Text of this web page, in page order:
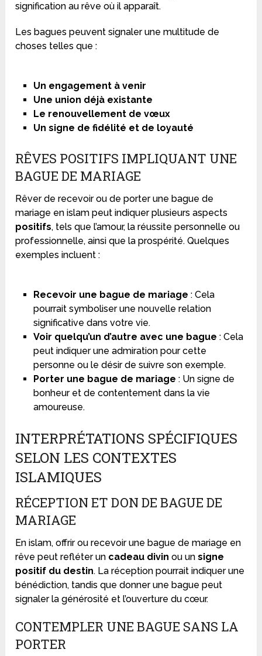
signification au rêve où il apparaît.
Les bagues peuvent signaler une multitude de
choses telles que :
Un engagement à venir
Une union déjà existante
Le renouvellement de vœux
Un signe de fidélité et de loyauté
RÊVES POSITIFS IMPLIQUANT UNE
BAGUE DE MARIAGE
Rêver de recevoir ou de porter une bague de
mariage en islam peut indiquer plusieurs aspects
positifs, tels que l’amour, la réussite personnelle ou
professionnelle, ainsi que la prospérité. Quelques
exemples incluent :
Recevoir une bague de mariage : Cela
pourrait symboliser une nouvelle relation
significative dans votre vie.
Voir quelqu’un d’autre avec une bague : Cela
peut indiquer une admiration pour cette
personne ou le désir de suivre son exemple.
Porter une bague de mariage : Un signe de
bonheur et de contentement dans la vie
amoureuse.
INTERPRÉTATIONS SPÉCIFIQUES
SELON LES CONTEXTES
ISLAMIQUES
RÉCEPTION ET DON DE BAGUE DE
MARIAGE
En islam, offrir ou recevoir une bague de mariage en
rêve peut refléter un cadeau divin ou unsigne
positif du destin. La réception pourrait indiquer une
bénédiction, tandis que donner une bague peut
signaler la générosité et l’ouverture du cœur.
CONTEMPLER UNE BAGUE SANS LA
PORTER